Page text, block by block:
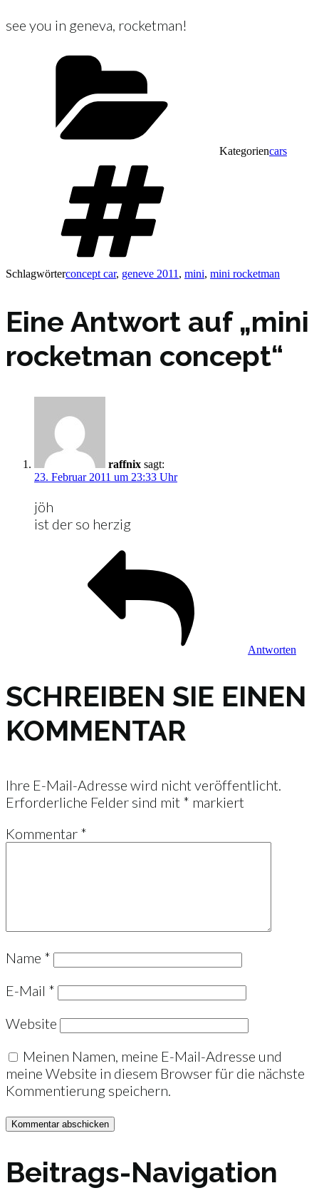
see you in geneva, rocketman!
Kategoriencars
Schlagwörterconcept car, geneve 2011 , mini, mini rocketman
Eine Antwort auf „mini
rocketman concept“
raffnix sagt:
23. Februar 2011 um 23:33 Uhr
jöh
ist der so herzig
Antworten
SCHREIBEN SIE EINEN
KOMMENTAR
Ihre E-Mail-Adresse wird nicht veröffentlicht.
Erforderliche Felder sind mit * markiert
Kommentar *
Name *
E-Mail *
Website
Meinen Namen, meine E-Mail-Adresse und
meine Website in diesem Browser für die nächste
Kommentierung speichern.
Beitrags-Navigation